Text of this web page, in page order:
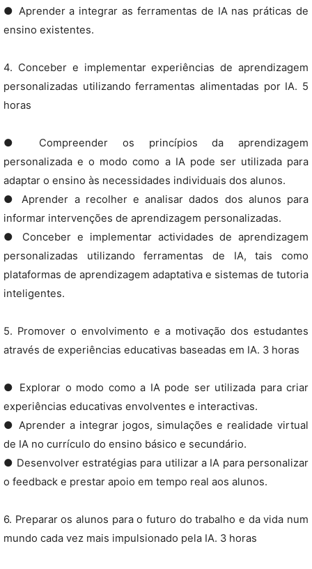
● Aprender a integrar as ferramentas de IA nas práticas de
ensino existentes.
4. Conceber e implementar experiências de aprendizagem
personalizadas utilizando ferramentas alimentadas por IA. 5
horas
● Compreender os princípios da aprendizagem
personalizada e o modo como a IA pode ser utilizada para
adaptar o ensino às necessidades individuais dos alunos.
● Aprender a recolher e analisar dados dos alunos para
informar intervenções de aprendizagem personalizadas.
● Conceber e implementar actividades de aprendizagem
personalizadas utilizando ferramentas de IA, tais como
plataformas de aprendizagem adaptativa e sistemas de tutoria
inteligentes.
5. Promover o envolvimento e a motivação dos estudantes
através de experiências educativas baseadas em IA. 3 horas
● Explorar o modo como a IA pode ser utilizada para criar
experiências educativas envolventes e interactivas.
● Aprender a integrar jogos, simulações e realidade virtual
de IA no currículo do ensino básico e secundário.
● Desenvolver estratégias para utilizar a IA para personalizar
o feedback e prestar apoio em tempo real aos alunos.
6. Preparar os alunos para o futuro do trabalho e da vida num
mundo cada vez mais impulsionado pela IA. 3 horas